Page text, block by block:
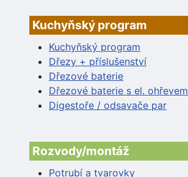
Kuchyňský program
Kuchyňský program
Dřezy + příslušenství
Dřezové baterie
Dřezové baterie s el. ohřevem
Digestoře / odsavače par
Rozvody/montáž
Potrubí a tvarovky